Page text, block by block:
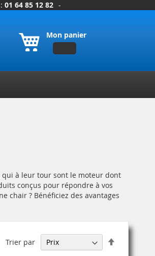
01 64 85 12 82 -
Mon panier
à leur tour sont le moteur dont
conçus pour répondre à vos
chair ? Bénéficiez des avantages
Trier par